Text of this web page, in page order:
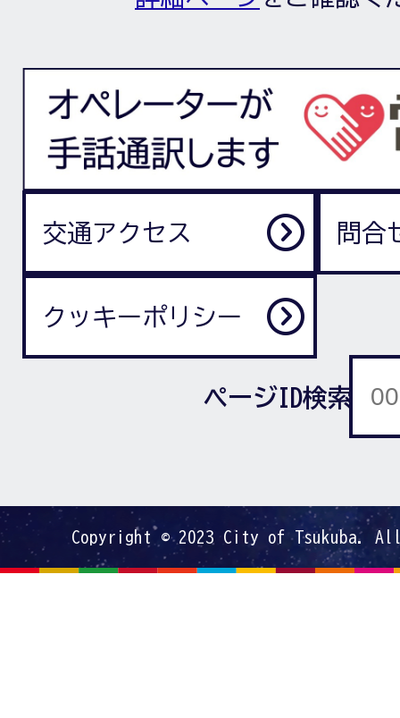
交通アクセス 問合
クッキーポリシー
ページID検索
Copyright © 2023 City of Tsukuba.